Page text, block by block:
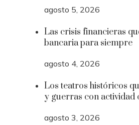
agosto 5, 2026
Las crisis financieras
bancaria para siempre
agosto 4, 2026
Los teatros históricos
y guerras con actividad
agosto 3, 2026